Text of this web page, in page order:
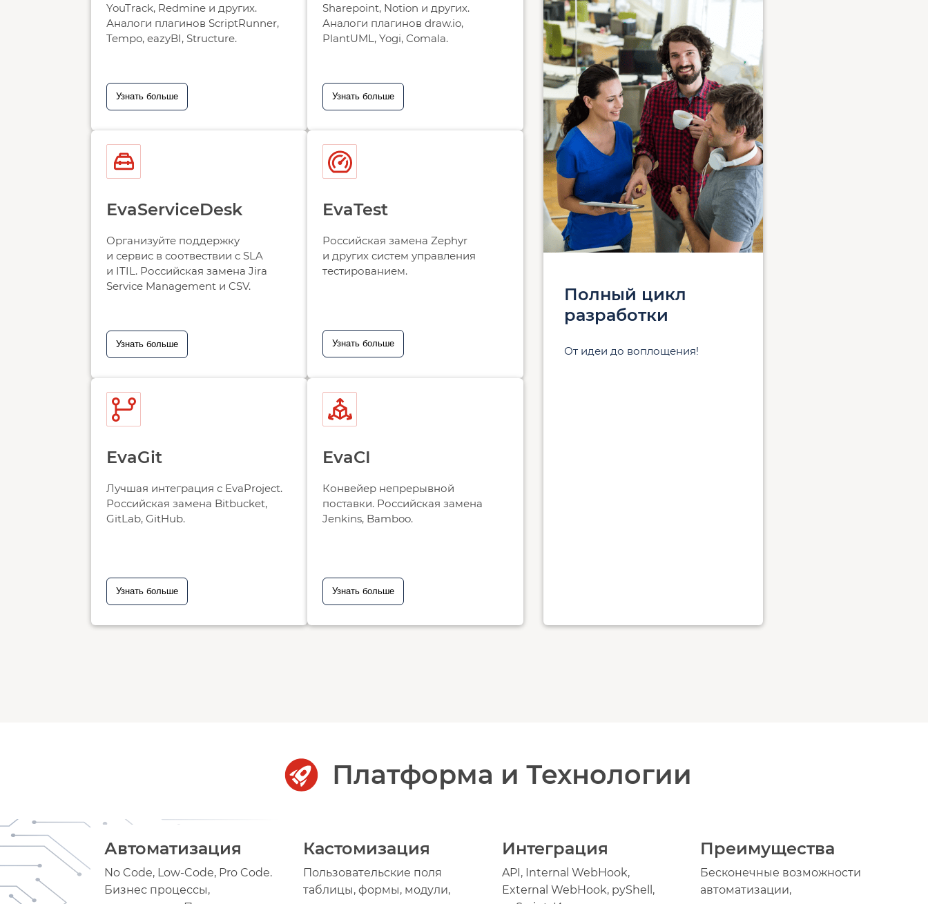
YouTrack, Redmine и других.
Аналоги плагинов ScriptRunner,
Tempo, eazyBI, Structure.
Узнать больше
Sharepoint, Notion и других.
Аналоги плагинов draw.io,
PlantUML, Yogi, Comala.
Узнать больше
EvaServiceDesk
Организуйте поддержку
и сервис в соотвествии c SLA
и ITIL. Российская замена Jira
Service Management и CSV.
Узнать больше
EvaTest
Российская замена Zephyr
и других систем управления
тестированием.
Узнать больше
EvaGit
Лучшая интеграция с EvaProject.
Российская замена Bitbucket,
GitLab, GitHub.
Узнать больше
EvaCI
Конвейер непрерывной
поставки. Российская замена
Jenkins, Bamboo.
Узнать больше
Полный цикл
разработки
От идеи до воплощения!
Платформа и Технологии
Автоматизация
No Code, Low-Code, Pro Code.
Бизнес процессы,
Кастомизация
Пользовательские поля
таблицы, формы, модули,
Интеграция
API, Internal WebHook,
External WebHook, pyShell,
Преимущества
Бесконечные возможности
автоматизации,